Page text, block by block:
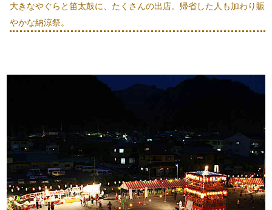
大きなやぐらと笛太鼓に、たくさんの出店。帰省した人も加わり賑
やかな納涼祭。